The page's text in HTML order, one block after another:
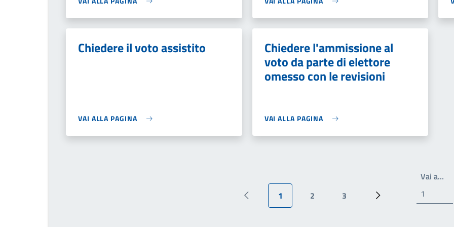
Chiedere il voto assistito
VAI ALLA PAGINA
Chiedere l'ammissione al
voto da parte di elettore
omesso con le revisioni
VAI ALLA PAGINA
Pagina precedente
Pagina attuale
1
Pagina
2
Pagina
3
Prossima pagina
Vai a…